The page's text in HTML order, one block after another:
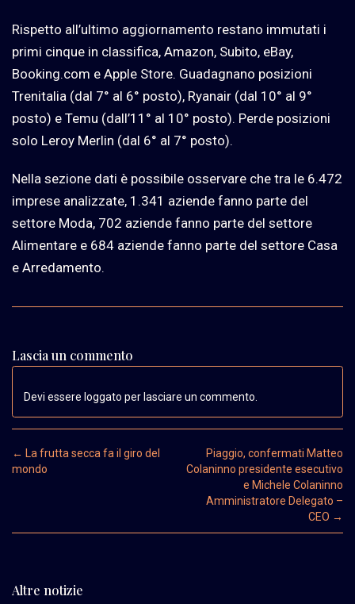
Rispetto all’ultimo aggiornamento restano immutati i
primi cinque in classifica, Amazon, Subito, eBay,
Booking.com e Apple Store. Guadagnano posizioni
Trenitalia (dal 7° al 6° posto), Ryanair (dal 10° al 9°
posto) e Temu (dall’11° al 10° posto). Perde posizioni
solo Leroy Merlin (dal 6° al 7° posto).
Nella sezione dati è possibile osservare che tra le 6.472
imprese analizzate, 1.341 aziende fanno parte del
settore Moda, 702 aziende fanno parte del settore
Alimentare e 684 aziende fanno parte del settore Casa
e Arredamento.
Lascia un commento
Devi essere loggato per lasciare un commento.
Post navigation
← La frutta secca fa il giro del
mondo
Piaggio, confermati Matteo
Colaninno presidente esecutivo
e Michele Colaninno
Amministratore Delegato –
CEO →
Altre notizie